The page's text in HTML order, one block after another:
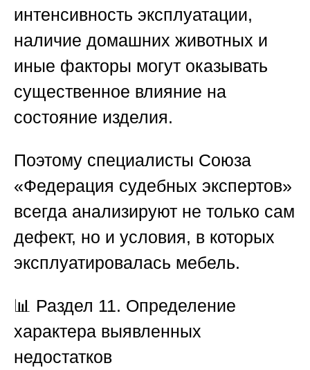
интенсивность эксплуатации,
наличие домашних животных и
иные факторы могут оказывать
существенное влияние на
состояние изделия.
Поэтому специалисты Союза
«Федерация судебных экспертов»
всегда анализируют не только сам
дефект, но и условия, в которых
эксплуатировалась мебель.
📊 Раздел 11. Определение
характера выявленных
недостатков